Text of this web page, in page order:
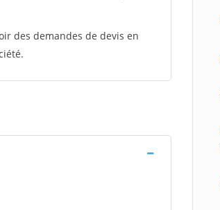
des demandes de devis en